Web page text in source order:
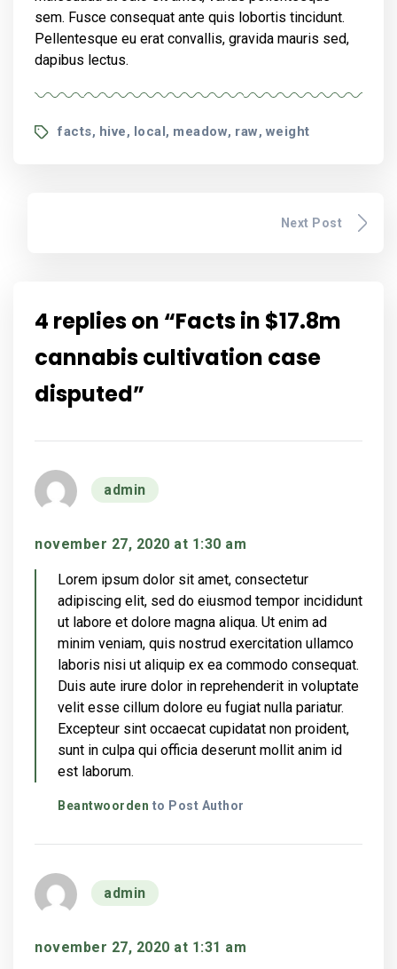
sem. Fusce consequat ante quis lobortis tincidunt.
Pellentesque eu erat convallis, gravida mauris sed,
dapibus lectus.
Tagsfacts, hive, local, meadow, raw, weight
Next Post
4 replies on “Facts in $17.8m
cannabis cultivation case
disputed”
admin
november 27, 2020 at 1:30 am
Lorem ipsum dolor sit amet, consectetur
adipiscing elit, sed do eiusmod tempor incididunt
ut labore et dolore magna aliqua. Ut enim ad
minim veniam, quis nostrud exercitation ullamco
laboris nisi ut aliquip ex ea commodo consequat.
Duis aute irure dolor in reprehenderit in voluptate
velit esse cillum dolore eu fugiat nulla pariatur.
Excepteur sint occaecat cupidatat non proident,
sunt in culpa qui officia deserunt mollit anim id
est laborum.
Beantwoorden to Post Author
admin
november 27, 2020 at 1:31 am